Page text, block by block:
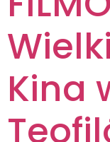
Kina